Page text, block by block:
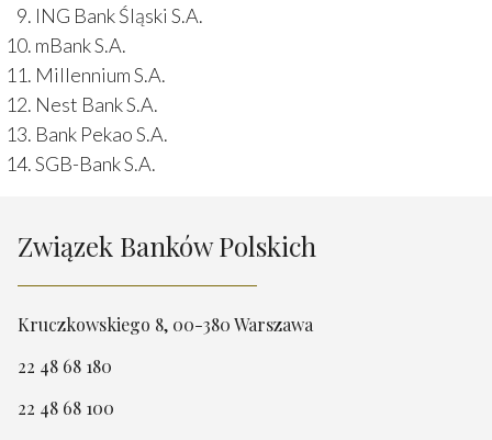
ING Bank Śląski S.A.
mBank S.A.
Millennium S.A.
Nest Bank S.A.
Bank Pekao S.A.
SGB-Bank S.A.
Związek Banków Polskich
Kruczkowskiego 8, 00-380 Warszawa
22 48 68 180
22 48 68 100